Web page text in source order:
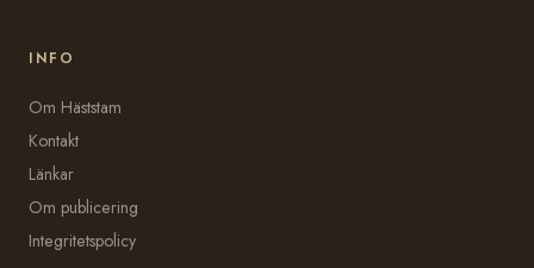
INFO
Om Häststam
Kontakt
Länkar
Om publicering
Integritetspolicy